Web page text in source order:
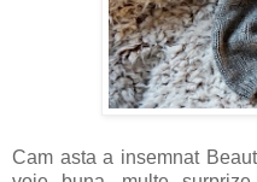
Cam asta a insemnat